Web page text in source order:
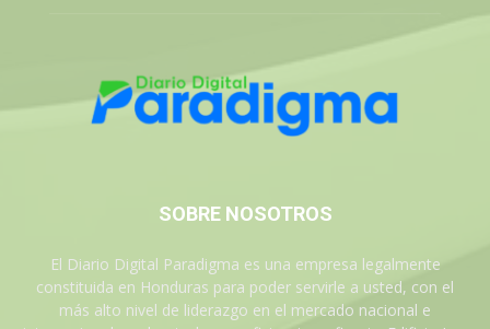
SOBRE NOSOTROS
El Diario Digital Paradigma es una empresa legalmente
constituida en Honduras para poder servirle a usted, con el
más alto nivel de liderazgo en el mercado nacional e